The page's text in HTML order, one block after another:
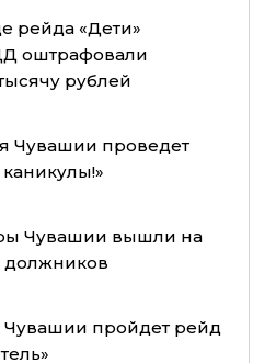
рейда «Дети»
оштрафовали
рублей
Чувашии проведет
Чувашии вышли на
должников
Чувашии пройдет рейд